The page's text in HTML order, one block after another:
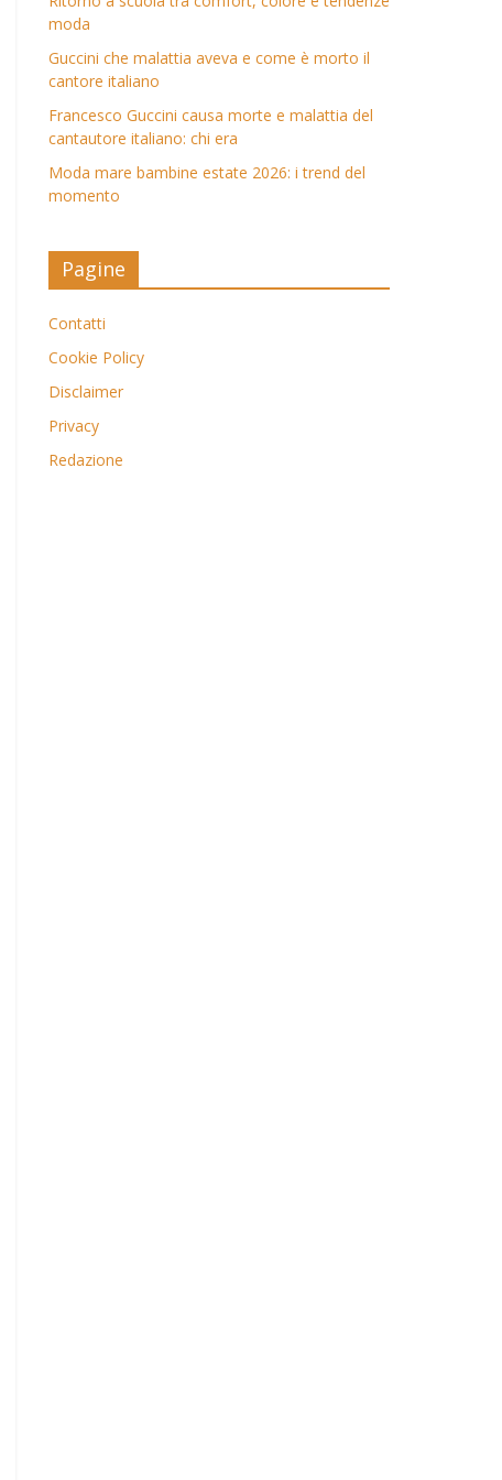
moda
Guccini che malattia aveva e come è morto il
cantore italiano
Francesco Guccini causa morte e malattia del
cantautore italiano: chi era
Moda mare bambine estate 2026: i trend del
momento
Pagine
Contatti
Cookie Policy
Disclaimer
Privacy
Redazione